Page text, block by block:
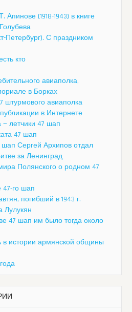
(1918-1943) в книге
Петербург). С праздником
кто
авиаполка,
в Борках
штурмового авиаполка
в Интернете
— летчики 47 шап
47 шап
Сергей Архипов отдал
за Ленинград
Полянского о родном 47
го шап
погибший в 1943 г.
Лулукян
47 шап им было тогда около
истории армянской общины